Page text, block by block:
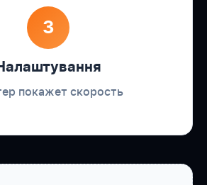
3
покажет скорость